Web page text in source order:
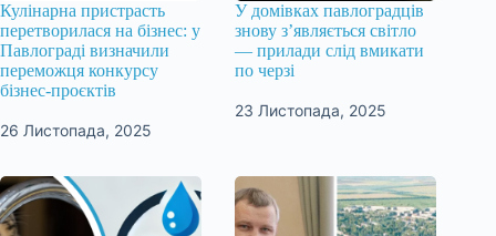
Кулінарна пристрасть
перетворилася на бізнес: у
Павлограді визначили
переможця конкурсу
бізнес‑проєктів
26 Листопада, 2025
У домівках павлоградців
знову з’являється світло
— прилади слід вмикати
по черзі
23 Листопада, 2025